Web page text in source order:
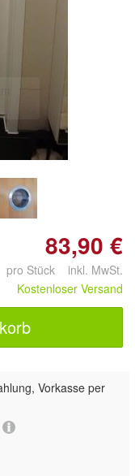
83,90 €
pro Stück inkl. MwSt.
Kostenloser Versand
Vorkasse per